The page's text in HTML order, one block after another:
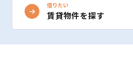
借りたい
賃貸物件を探す